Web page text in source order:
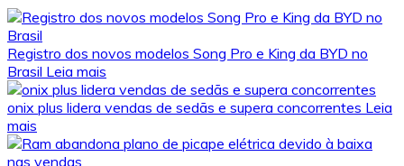
Registro dos novos modelos Song Pro e King da BYD no
Brasil Leia mais
onix plus lidera vendas de sedãs e supera concorrentes Leia
mais